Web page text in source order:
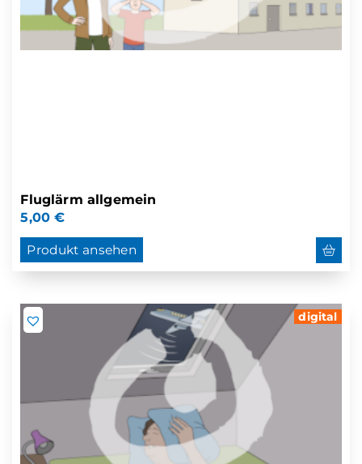
Fluglärm allgemein
5,00€
Produkt ansehen
digital